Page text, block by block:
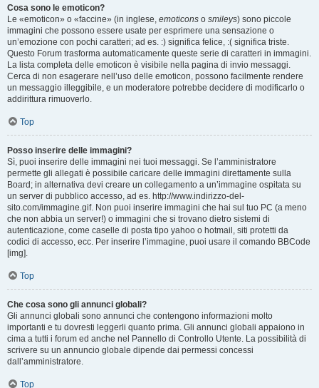
Cosa sono le emoticon?
Le «emoticon» o «faccine» (in inglese, emoticons o smileys) sono piccole
immagini che possono essere usate per esprimere una sensazione o
un’emozione con pochi caratteri; ad es. :) significa felice, :( significa triste.
Questo Forum trasforma automaticamente queste serie di caratteri in immagini.
La lista completa delle emoticon è visibile nella pagina di invio messaggi.
Cerca di non esagerare nell’uso delle emoticon, possono facilmente rendere
un messaggio illeggibile, e un moderatore potrebbe decidere di modificarlo o
addirittura rimuoverlo.
Top
Posso inserire delle immagini?
Sì, puoi inserire delle immagini nei tuoi messaggi. Se l’amministratore
permette gli allegati è possibile caricare delle immagini direttamente sulla
Board; in alternativa devi creare un collegamento a un’immagine ospitata su
un server di pubblico accesso, ad es. http://www.indirizzo-del-
sito.com/immagine.gif. Non puoi inserire immagini che hai sul tuo PC (a meno
che non abbia un server!) o immagini che si trovano dietro sistemi di
autenticazione, come caselle di posta tipo yahoo o hotmail, siti protetti da
codici di accesso, ecc. Per inserire l’immagine, puoi usare il comando BBCode
[img].
Top
Che cosa sono gli annunci globali?
Gli annunci globali sono annunci che contengono informazioni molto
importanti e tu dovresti leggerli quanto prima. Gli annunci globali appaiono in
cima a tutti i forum ed anche nel Pannello di Controllo Utente. La possibilità di
scrivere su un annuncio globale dipende dai permessi concessi
dall’amministratore.
Top